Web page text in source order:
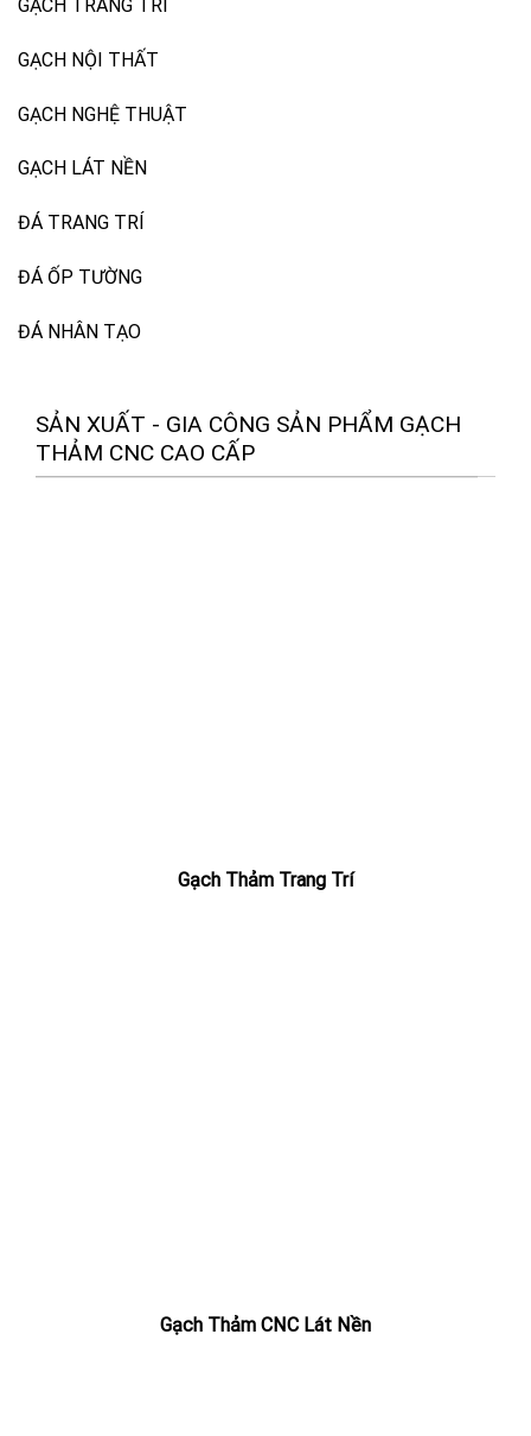
GẠCH TRANG TRÍ
GẠCH NỘI THẤT
GẠCH NGHỆ THUẬT
GẠCH LÁT NỀN
ĐÁ TRANG TRÍ
ĐÁ ỐP TƯỜNG
ĐÁ NHÂN TẠO
SẢN XUẤT - GIA CÔNG SẢN PHẨM GẠCH
THẢM CNC CAO CẤP
Gạch Thảm Trang Trí
Gạch Thảm CNC Lát Nền